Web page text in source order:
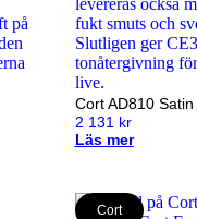
Cort AD810
2 131 kr
Läs mer
Cort